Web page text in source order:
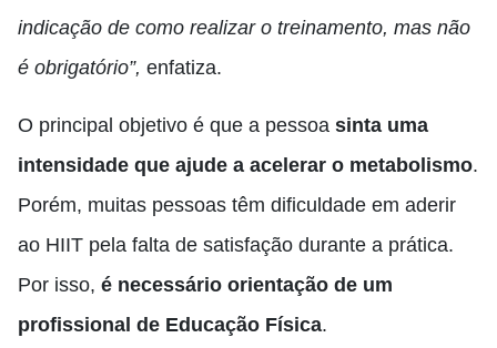
indicação de como realizar o treinamento, mas não
é obrigatório”, enfatiza.
O principal objetivo é que a pessoa sinta uma
intensidade que ajude a acelerar o metabolismo.
Porém, muitas pessoas têm dificuldade em aderir
ao HIIT pela falta de satisfação durante a prática.
Por isso, é necessário orientação de um
profissional de Educação Física.